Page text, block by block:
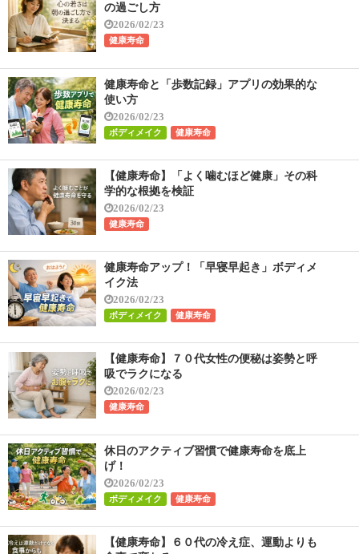
の過ごし方
2026/02/23
健康寿命
健康寿命と「歩数記録」アプリの効果的な
使い方
2026/02/23
ボディメイク 健康寿命
【健康寿命】「よく噛むほど健康」その科
学的な根拠を検証
2026/02/23
健康寿命
健康寿命アップ！「早寝早起き」ボディメ
イク法
2026/02/23
ボディメイク 健康寿命
【健康寿命】７０代女性の便秘は姿勢と呼
吸でラクになる
2026/02/23
健康寿命
休日のアクティブ習慣で健康寿命を底上
げ！
2026/02/23
ボディメイク 健康寿命
【健康寿命】６０代の冷え症、運動よりも